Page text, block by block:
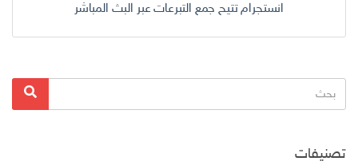
انستجرام تتيح جمع التبرعات عبر البث المباشر
البحث
عن:
بحث
تصنيفات